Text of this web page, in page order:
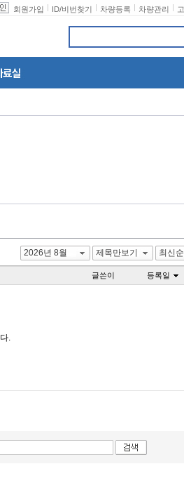
차량관리
차량등록
ID/비번찾기
회원가입
2026년 8월 제목만보기 최신순
글쓴이 등록일
.